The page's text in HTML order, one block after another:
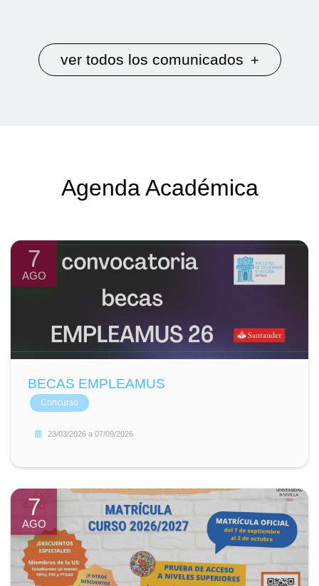
ver todos los comunicados +
Agenda Académica
7
AGO
BECAS EMPLEAMUS
Concurso
23/03/2026 a 07/09/2026
7
AGO